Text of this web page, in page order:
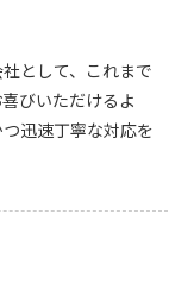
として、これまで
びいただけるよ
迅速丁寧な対応を